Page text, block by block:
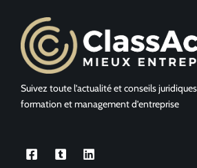
Suivez toute l’actualité et conseils
formation et management d’entreprise